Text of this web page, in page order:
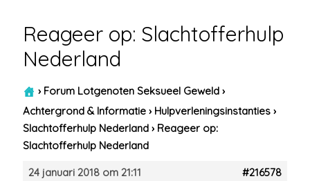
Reageer op: Slachtofferhulp
Nederland
› Forum Lotgenoten Seksueel Geweld ›
Achtergrond & Informatie › Hulpverleningsinstanties ›
Slachtofferhulp Nederland › Reageer op:
Slachtofferhulp Nederland
24 januari 2018 om 21:11 #216578